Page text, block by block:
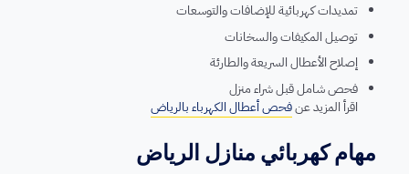
تمديدات كهربائية للإضافات والتوسعات
توصيل المكيفات والسخانات
إصلاح الأعطال السريعة والطارئة
فحص شامل قبل شراء منزل
اقرأ المزيد عنفحص أعطال الكهرباء بالرياض
مهام كهربائي منازل الرياض